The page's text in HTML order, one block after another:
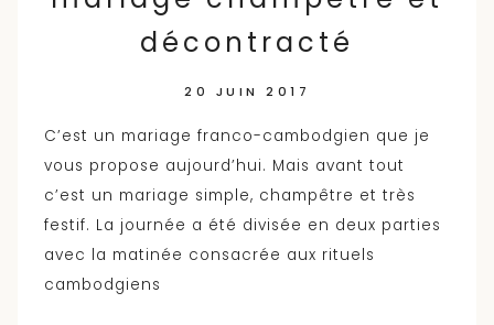
décontracté
20 JUIN 2017
C’est un mariage franco-cambodgien que je
vous propose aujourd’hui. Mais avant tout
c’est un mariage simple, champêtre et très
festif. La journée a été divisée en deux parties
avec la matinée consacrée aux rituels
cambodgiens